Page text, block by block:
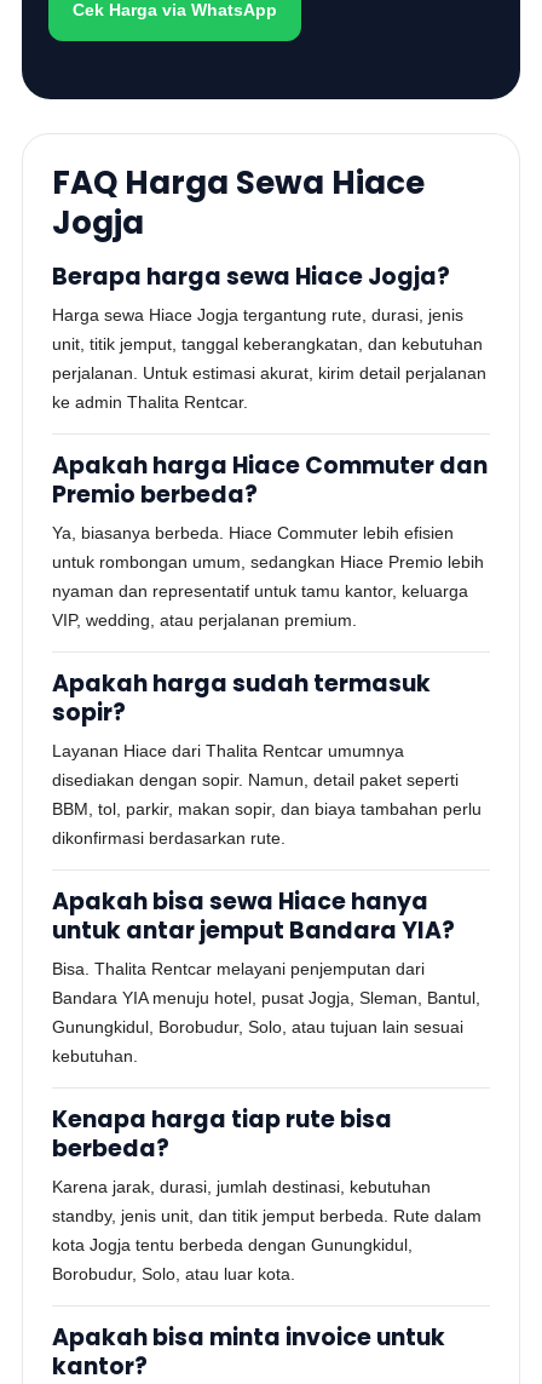
Cek Harga via WhatsApp
FAQ Harga Sewa Hiace
Jogja
Berapa harga sewa Hiace Jogja?
Harga sewa Hiace Jogja tergantung rute, durasi, jenis
unit, titik jemput, tanggal keberangkatan, dan kebutuhan
perjalanan. Untuk estimasi akurat, kirim detail perjalanan
ke admin Thalita Rentcar.
Apakah harga Hiace Commuter dan
Premio berbeda?
Ya, biasanya berbeda. Hiace Commuter lebih efisien
untuk rombongan umum, sedangkan Hiace Premio lebih
nyaman dan representatif untuk tamu kantor, keluarga
VIP, wedding, atau perjalanan premium.
Apakah harga sudah termasuk
sopir?
Layanan Hiace dari Thalita Rentcar umumnya
disediakan dengan sopir. Namun, detail paket seperti
BBM, tol, parkir, makan sopir, dan biaya tambahan perlu
dikonfirmasi berdasarkan rute.
Apakah bisa sewa Hiace hanya
untuk antar jemput Bandara YIA?
Bisa. Thalita Rentcar melayani penjemputan dari
Bandara YIA menuju hotel, pusat Jogja, Sleman, Bantul,
Gunungkidul, Borobudur, Solo, atau tujuan lain sesuai
kebutuhan.
Kenapa harga tiap rute bisa
berbeda?
Karena jarak, durasi, jumlah destinasi, kebutuhan
standby, jenis unit, dan titik jemput berbeda. Rute dalam
kota Jogja tentu berbeda dengan Gunungkidul,
Borobudur, Solo, atau luar kota.
Apakah bisa minta invoice untuk
kantor?